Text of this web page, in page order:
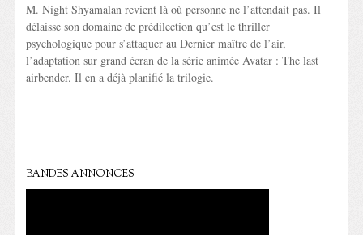
M. Night Shyamalan revient là où personne ne l’attendait pas. Il
délaisse son domaine de prédilection qu’est le thriller
psychologique pour s’attaquer au Dernier maître de l’air,
l’adaptation sur grand écran de la série animée Avatar : The last
airbender. Il en a déjà planifié la trilogie.
BANDES ANNONCES